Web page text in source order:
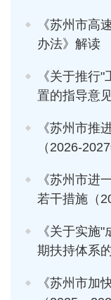
《苏州市高
办法》解读
《关于推行
置的指导意
《苏州市推
（2026-
《苏州市进
若干措施（
《关于实施
期扶持体系
《苏州市加